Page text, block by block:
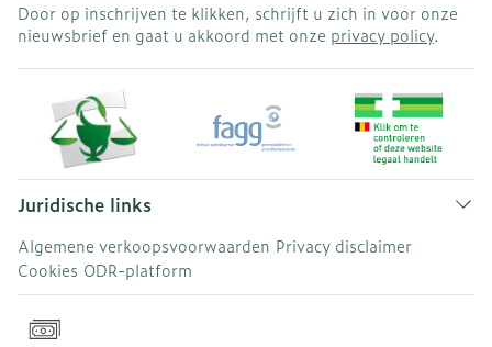
Door op inschrijven te klikken, schrijft u zich in voor onze
nieuwsbrief en gaat u akkoord met onze privacy policy.
Juridische links
Algemene verkoopsvoorwaarden Privacy disclaimer
Cookies ODR-platform